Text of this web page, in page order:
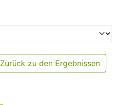
Zurück zu den Ergebnissen